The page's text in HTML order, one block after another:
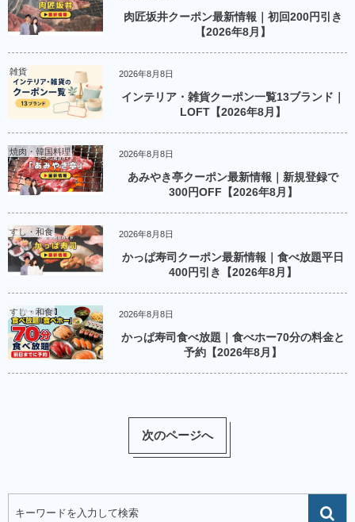
肉匠坂井クーポン最新情報｜初回200円引き
【2026年8月】
雑貨 2026年8月8日
インテリア・雑貨クーポン一覧13ブランド｜
LOFT【2026年8月】
焼肉・韓国料理 2026年8月8日
あみやき亭クーポン最新情報｜新規登録で
300円OFF【2026年8月】
すし・和食 2026年8月8日
かっぱ寿司クーポン最新情報｜食べ放題平日
400円引き【2026年8月】
すし・和食 2026年8月8日
かっぱ寿司食べ放題｜食べホー70分の料金と
予約【2026年8月】
次のページへ